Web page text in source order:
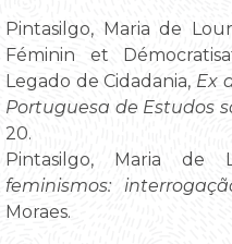
Pintasilgo, Maria de
Féminin et
Legado de Cidadania, Ex
Portuguesa de Estudos
20.
Pintasilgo, Maria de
feminismos:
Moraes.